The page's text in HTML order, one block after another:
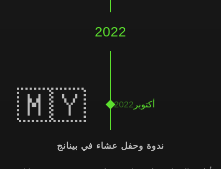
2022
ندوة وحفل عشاء في بينانج
أكتوبر 2022
🇲🇾